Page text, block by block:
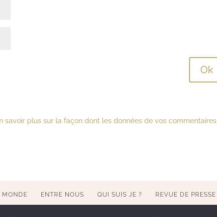
savoir plus sur la façon dont les données de vos commentaires
MONDE ENTRE NOUS QUI SUIS JE ? REVUE DE PRESSE